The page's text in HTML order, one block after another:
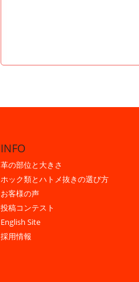
INFO
革の部位と大きさ
ホック類とハトメ抜きの選び方
お客様の声
投稿コンテスト
English Site
採用情報